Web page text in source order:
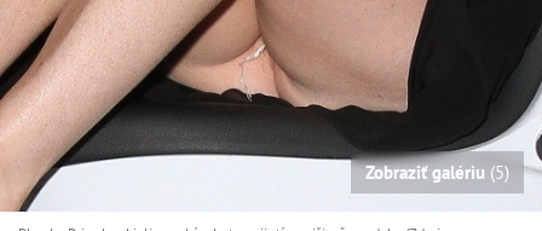
Zobraziť galériu (5)